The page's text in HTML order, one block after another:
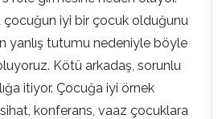
çocuğun iyi bir çocuk olduğunu
yanlış tutumu nedeniyle böyle
Kötü arkadaş, sorunlu
itiyor. Çocuğa iyi örnek
konferans, vaaz çocuklara